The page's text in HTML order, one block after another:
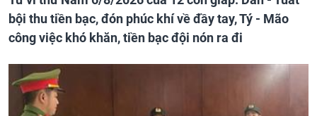
bội thu tiền bạc, đón phúc khí về đầy tay, Tý - Mão
công việc khó khăn, tiền bạc đội nón ra đi